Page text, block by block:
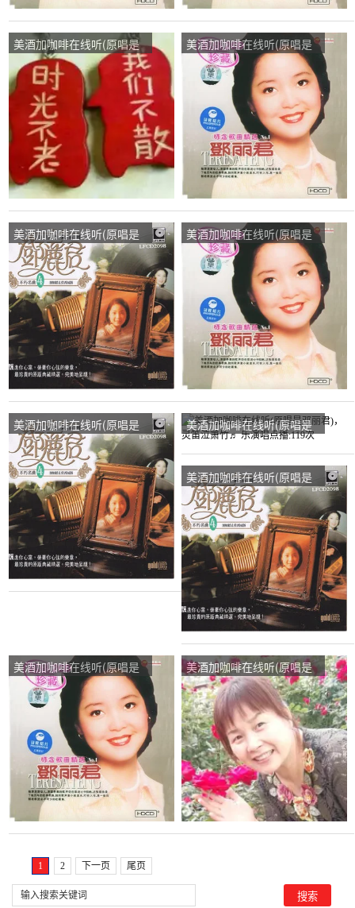
美酒加咖啡在线听(原唱是
邓丽君)，沈蓉演唱点播:40
次
美酒加咖啡在线听(原唱是
邓丽君)，开开心心演唱点
播:42次
美酒加咖啡在线听(原唱是
邓丽君)，哈拿演唱点播:65
次
美酒加咖啡在线听(原唱是
邓丽君)，芳演唱点播:54次
美酒加咖啡在线听(原唱是
邓丽君)，玛丽凌波演唱点
播:135次
美酒加咖啡在线听(原唱是
邓丽君)，灵笛泣箫竹♬ 乐
演唱点播:119次
美酒加咖啡在线听(原唱是
邓丽君)，刘小红演唱点
播:37次
美酒加咖啡在线听(原唱是
邓丽君)，忽忘我演唱点
播:35次
美酒加咖啡在线听(原唱是
陈瑞)，容演唱点播:57次
1 2 下一页 尾页